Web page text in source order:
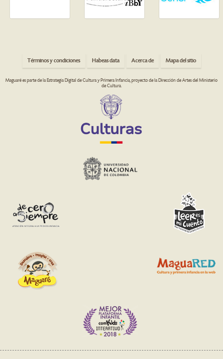
Términos y condiciones Habeas data Acerca de Mapa del sitio
Maguaré es parte de la Estrategia Digital de Cultura y Primera Infancia, proyecto de la Dirección de Artes del Ministerio
de Cultura.